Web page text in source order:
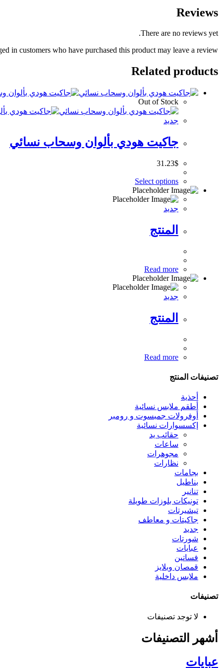
Reviews
There are no reviews yet.
in customers who have purchased this product may leave a review.
Related products
Out of Stock
جديد
جاكيت هودي بألوان وسحاب نسائي
31.23$
Select options
product
has
the
product
جديد
المنتج
Read more
جديد
المنتج
Read more
تصنيفات المنتج
أحذية
أطقم ملابس نسائية
أوفرولات جمبسوت و رومبر
إكسسوارات نسائية
حقائب يد
ساعات
مجوهرات
نظارات
بجامات
بناطيل
تنانير
تونيكات بلوزات طويلة
تيشيرتات
جاكيتات و معاطف
جديد
شورتات
عبايات
فساتين
قمصان وبلايز
ملابس داخلية
تصنيفات
لا توجد تصنيفات
أشهر التصنيفات
عبايات